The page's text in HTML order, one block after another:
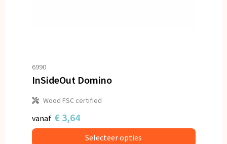
6990
InSideOut Domino
Wood FSC certified
vanaf € 3,64
Selecteer opties